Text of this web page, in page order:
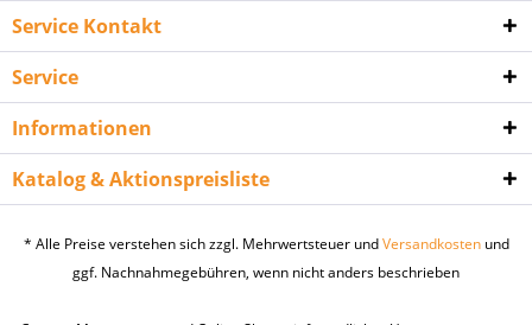
Service Kontakt
Service
Informationen
Katalog & Aktionspreisliste
* Alle Preise verstehen sich zzgl. Mehrwertsteuer undVersandkostenund
ggf. Nachnahmegebühren, wenn nicht anders beschrieben